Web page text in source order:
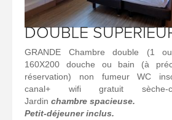
DOUBLE
GRANDE Chambre double (1
160X200 douche ou bain (à
réservation) non fumeur WC
canal+ wifi gratuit sèche-
Jardin chambre spacieuse.
Petit-déjeuner inclus.